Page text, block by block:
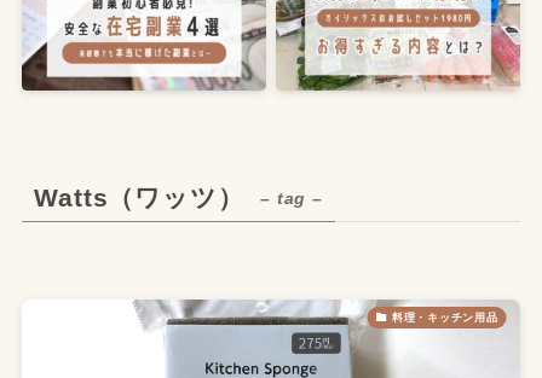
Watts（ワッツ） – tag –
料理・キッチン用品